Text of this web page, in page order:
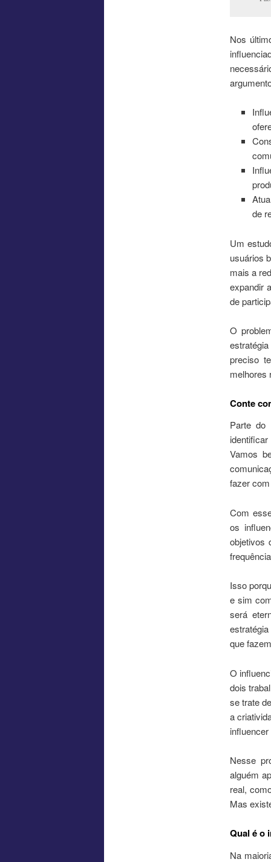
Nos
de
Um
usuários
mais a
expandir
de
O
preciso
melhores
Conte
Parte do
Vamos
fazer
Com
os
objetivos
Isso
e sim
será
que
O
dois
se trate
a
Nesse
alguém
real,
Mas
Qual é o
Na